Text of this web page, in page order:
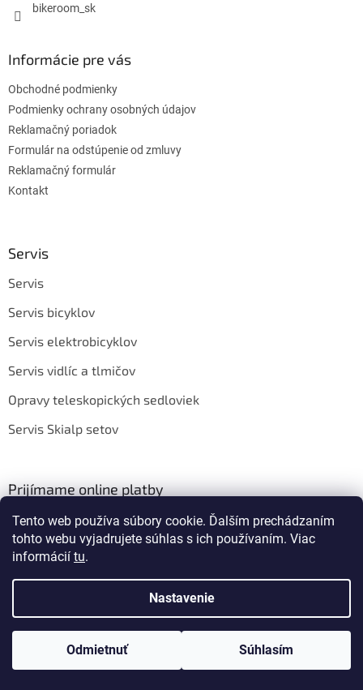
Tento web používa súbory cookie. Ďalším prechádzaním
tohto webu vyjadrujete súhlas s ich používaním. Viac
informácií tu.
Nastavenie
Odmietnuť Súhlasím
bikeroom_sk
Informácie pre vás
Obchodné podmienky
Podmienky ochrany osobných údajov
Reklamačný poriadok
Formulár na odstúpenie od zmluvy
Reklamačný formulár
Kontakt
Servis
Servis
Servis bicyklov
Servis elektrobicyklov
Servis vidlíc a tlmičov
Opravy teleskopických sedloviek
Servis Skialp setov
Prijímame online platby
Vytvoril Shoptet
Copyright 2026 . Všetky práva vyhradené.